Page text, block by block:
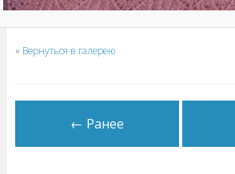
« Вернуться в галерею
← Ранее